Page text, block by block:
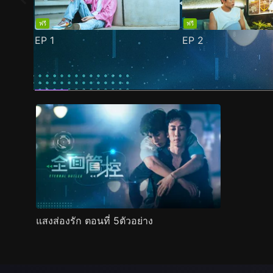
ฟรี
EP 1
ฟรี
EP 2
ตัวอย่าง ภาพนิ่ง เนื้อหาที่แนะนำ รายละเอียด
แสงส่องรัก ตอนที่ 5ตัวอย่าง